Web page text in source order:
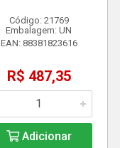
Código: 21769
Embalagem: UN
EAN: 88381823616
R$ 487,35
Adicionar